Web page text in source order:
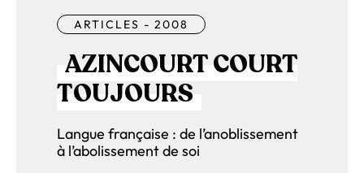
ARTICLES - 2008
AZINCOURT COURT
TOUJOURS
Langue française : de l’anoblissement
à l’abolissement de soi